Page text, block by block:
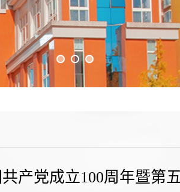
产党成立100周年暨第